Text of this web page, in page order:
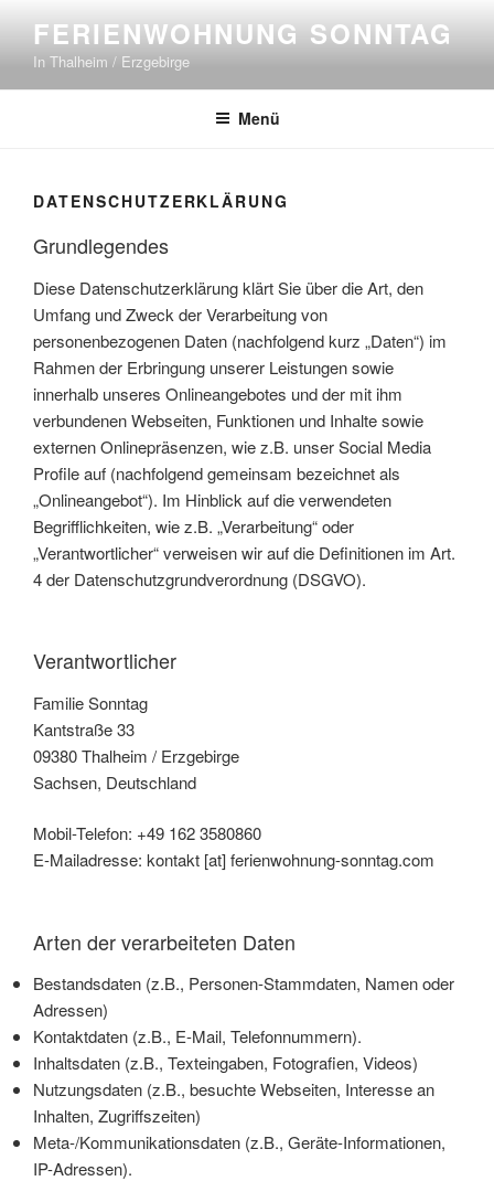
springen
FERIENWOHNUNG SONNTAG
In Thalheim / Erzgebirge
Menü
DATENSCHUTZERKLÄRUNG
Grundlegendes
Diese Datenschutzerklärung klärt Sie über die Art, den
Umfang und Zweck der Verarbeitung von
personenbezogenen Daten (nachfolgend kurz „Daten“) im
Rahmen der Erbringung unserer Leistungen sowie
innerhalb unseres Onlineangebotes und der mit ihm
verbundenen Webseiten, Funktionen und Inhalte sowie
externen Onlinepräsenzen, wie z.B. unser Social Media
Profile auf (nachfolgend gemeinsam bezeichnet als
„Onlineangebot“). Im Hinblick auf die verwendeten
Begrifflichkeiten, wie z.B. „Verarbeitung“ oder
„Verantwortlicher“ verweisen wir auf die Definitionen im Art.
4 der Datenschutzgrundverordnung (DSGVO).
Verantwortlicher
Familie Sonntag
Kantstraße 33
09380 Thalheim / Erzgebirge
Sachsen, Deutschland
Mobil-Telefon: +49 162 3580860
E-Mailadresse: kontakt [at] ferienwohnung-sonntag.com
Arten der verarbeiteten Daten
Bestandsdaten (z.B., Personen-Stammdaten, Namen oder
Adressen)
Kontaktdaten (z.B., E-Mail, Telefonnummern).
Inhaltsdaten (z.B., Texteingaben, Fotografien, Videos)
Nutzungsdaten (z.B., besuchte Webseiten, Interesse an
Inhalten, Zugriffszeiten)
Meta-/Kommunikationsdaten (z.B., Geräte-Informationen,
IP-Adressen).